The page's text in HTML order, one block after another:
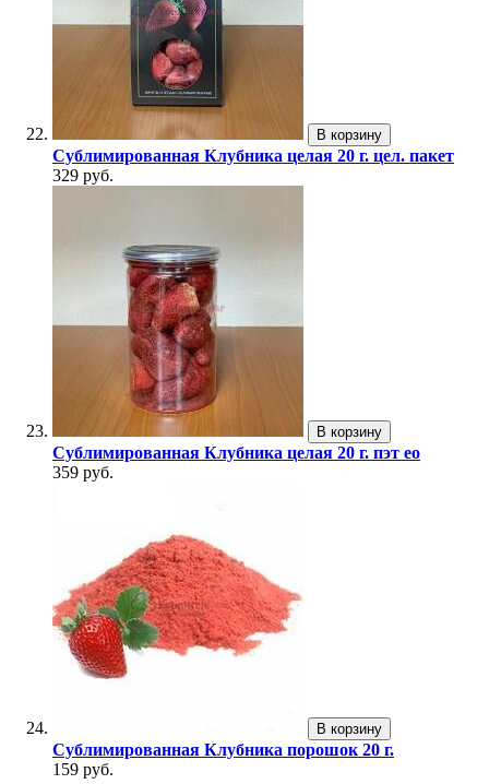
В корзину
Сублимированная Клубника целая 20 г. цел. пакет
329 руб.
В корзину
Сублимированная Клубника целая 20 г. пэт ео
359 руб.
В корзину
Сублимированная Клубника порошок 20 г.
159 руб.